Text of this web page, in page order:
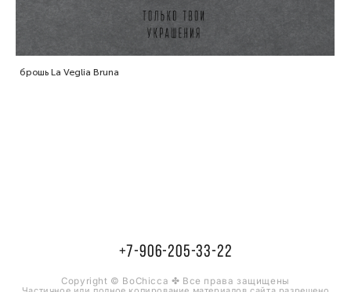
брошь La Veglia Bruna
+7-906-205-33-22
Copyright © BoChicca ✤ Все права защищены